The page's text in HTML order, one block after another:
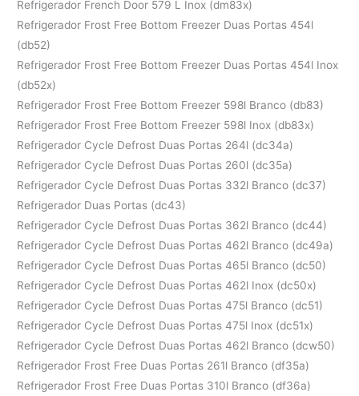
Refrigerador French Door 579 L Inox (dm83x)
Refrigerador Frost Free Bottom Freezer Duas Portas 454l
(db52)
Refrigerador Frost Free Bottom Freezer Duas Portas 454l Inox
(db52x)
Refrigerador Frost Free Bottom Freezer 598l Branco (db83)
Refrigerador Frost Free Bottom Freezer 598l Inox (db83x)
Refrigerador Cycle Defrost Duas Portas 264l (dc34a)
Refrigerador Cycle Defrost Duas Portas 260l (dc35a)
Refrigerador Cycle Defrost Duas Portas 332l Branco (dc37)
Refrigerador Duas Portas (dc43)
Refrigerador Cycle Defrost Duas Portas 362l Branco (dc44)
Refrigerador Cycle Defrost Duas Portas 462l Branco (dc49a)
Refrigerador Cycle Defrost Duas Portas 465l Branco (dc50)
Refrigerador Cycle Defrost Duas Portas 462l Inox (dc50x)
Refrigerador Cycle Defrost Duas Portas 475l Branco (dc51)
Refrigerador Cycle Defrost Duas Portas 475l Inox (dc51x)
Refrigerador Cycle Defrost Duas Portas 462l Branco (dcw50)
Refrigerador Frost Free Duas Portas 261l Branco (df35a)
Refrigerador Frost Free Duas Portas 310l Branco (df36a)